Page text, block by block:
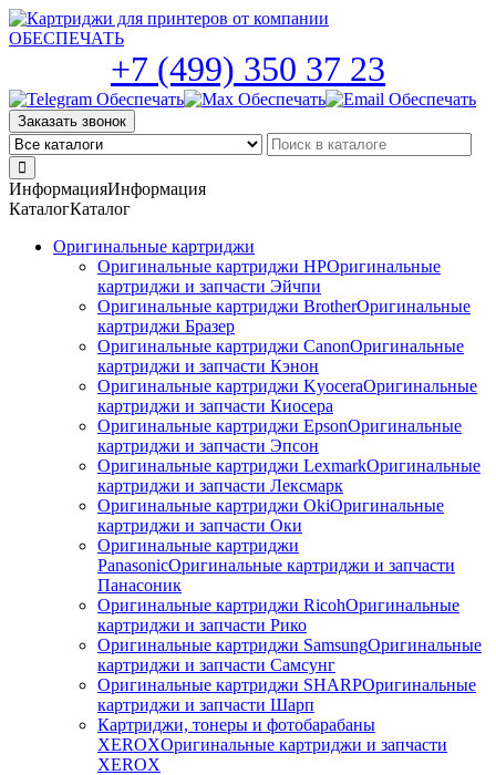
Skip
to
+7 (499) 350 37 23
Заказать звонок
ИнформацияИнформация
КаталогКаталог
Оригинальные картриджи
Оригинальные картриджи HPОригинальные
картриджи и запчасти Эйчпи
Оригинальные картриджи BrotherОригинальные
картриджи Бразер
Оригинальные картриджи CanonОригинальные
картриджи и запчасти Кэнон
Оригинальные картриджи KyoceraОригинальные
картриджи и запчасти Киосера
Оригинальные картриджи EpsonОригинальные
картриджи и запчасти Эпсон
Оригинальные картриджи LexmarkОригинальные
картриджи и запчасти Лексмарк
Оригинальные картриджи ОkiОригинальные
картриджи и запчасти Оки
Оригинальные картриджи
PanasonicОригинальные картриджи и запчасти
Панасоник
Оригинальные картриджи RicohОригинальные
картриджи и запчасти Рико
Оригинальные картриджи SamsungОригинальные
картриджи и запчасти Самсунг
Оригинальные картриджи SHARPОригинальные
картриджи и запчасти Шарп
Картриджи, тонеры и фотобарабаны
XEROXОригинальные картриджи и запчасти
XEROX